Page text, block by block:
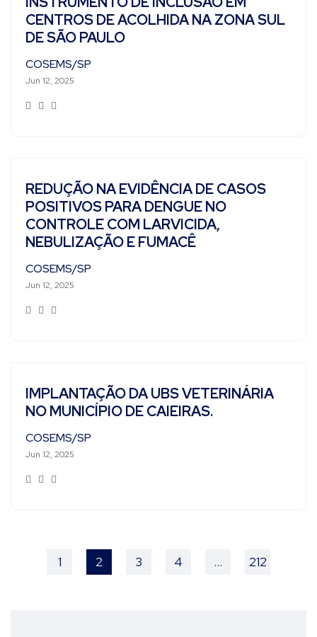
CENTROS DE ACOLHIDA NA ZONA SUL
DE SÃO PAULO
COSEMS/SP
Jun 12, 2025
REDUÇÃO NA EVIDÊNCIA DE CASOS
POSITIVOS PARA DENGUE NO
CONTROLE COM LARVICIDA,
NEBULIZAÇÃO E FUMACÊ
COSEMS/SP
Jun 12, 2025
IMPLANTAÇÃO DA UBS VETERINÁRIA
NO MUNICÍPIO DE CAIEIRAS.
COSEMS/SP
Jun 12, 2025
1 2 3 4 … 212